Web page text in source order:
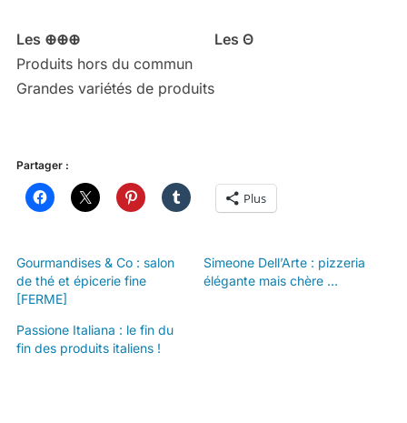
Les ⊕⊕⊕
Les Θ
Produits hors du commun
Grandes variétés de produits
Partager :
Plus
Gourmandises & Co : salon
de thé et épicerie fine
[FERME]
Simeone Dell’Arte : pizzeria
élégante mais chère …
Passione Italiana : le fin du
fin des produits italiens !